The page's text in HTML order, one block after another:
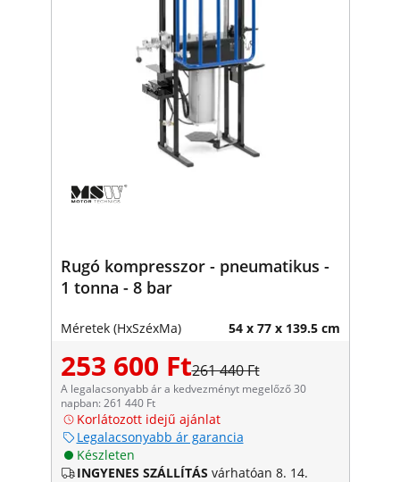
Rugó kompresszor - pneumatikus -
1 tonna - 8 bar
Méretek (HxSzéxMa) 54 x 77 x 139.5 cm
253 600 Ft261 440 Ft
A legalacsonyabb ár a kedvezményt megelőző 30
napban: 261 440 Ft
Korlátozott idejű ajánlat
Legalacsonyabb ár garancia
Készleten
INGYENES SZÁLLÍTÁS várhatóan 8. 14.